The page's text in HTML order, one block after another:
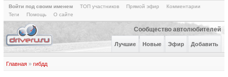
Войти под своим именем ТОП участников Прямой эфир
Комментарии
Теги
Помощь О сайте
Сообщество автолюбителей
Лучшие Новые Эфир Добавить
Главная» гибдд